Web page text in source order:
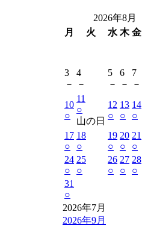
2026年8月
月
火 水 木 金
3
－
4
－
5
－
6
－
7
－
10
○
11
○
山の日
12
○
13
○
14
○
17
○
18
○
19
○
20
○
21
○
24
○
25
○
26
○
27
○
28
○
31
○
2026年7月
2026年9月